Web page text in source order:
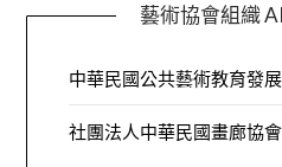
藝術協會組織
中華民國公共藝術教育發
社團法人中華民國畫廊協會